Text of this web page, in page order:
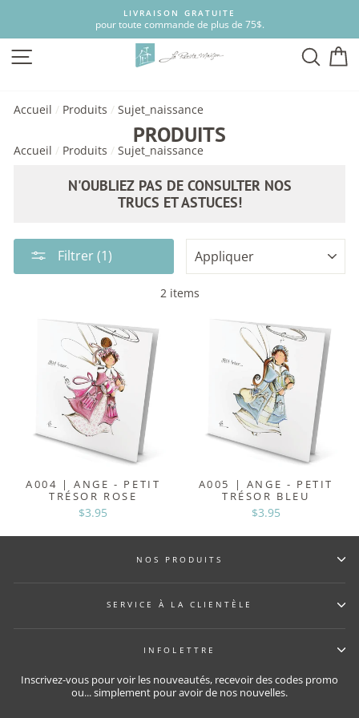
LIVRAISON GRATUITE
pour toute commande de plus de 75$.
Accueil / Produits / Sujet_naissance
PRODUITS
Accueil / Produits / Sujet_naissance
N'OUBLIEZ PAS DE CONSULTER NOS
TRUCS ET ASTUCES!
Filtrer (1)
APPLIQUER
2 items
A004 | ANGE - PETIT
TRÉSOR ROSE
$3.95
A005 | ANGE - PETIT
TRÉSOR BLEU
$3.95
NOS PRODUITS
SERVICE À LA CLIENTÈLE
INFOLETTRE
Inscrivez-vous pour voir les nouveautés, recevoir des codes promo
ou... simplement pour avoir de nos nouvelles.